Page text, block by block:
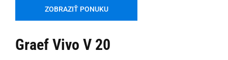
ZOBRAZIŤ PONUKU
Graef Vivo V 20